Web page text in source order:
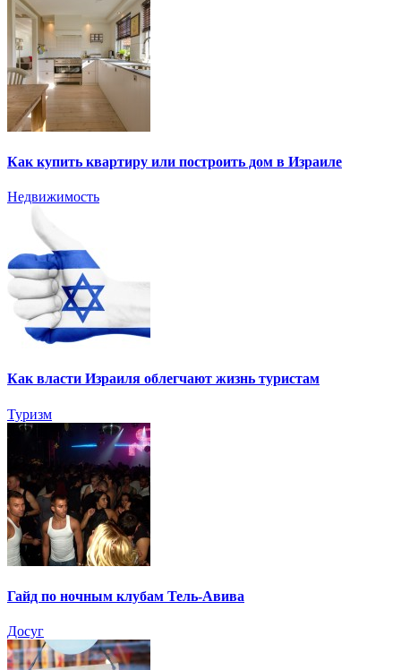
Как купить квартиру или построить дом в Израиле
Недвижимость
Как власти Израиля облегчают жизнь туристам
Туризм
Гайд по ночным клубам Тель-Авива
Досуг